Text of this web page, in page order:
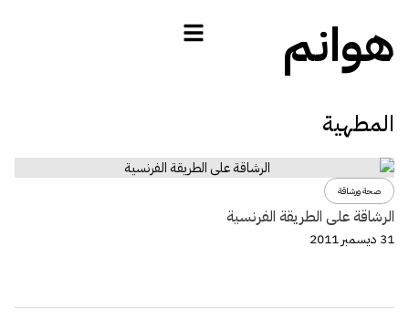
هوانم
المطهية
صحة ورشاقة
الرشاقة على الطريقة الفرنسية
31 ديسمبر 2011